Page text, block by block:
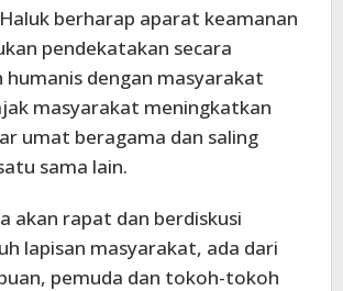
berharap aparat keamanan
pendekatakan secara
humanis dengan masyarakat
masyarakat meningkatkan
umat beragama dan saling
sama lain.
akan rapat dan berdiskusi
lapisan masyarakat, ada dari
pemuda dan tokoh-tokoh